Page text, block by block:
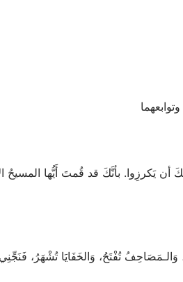
بأنَّكَ قد قُمتَ أَيُّها المسيحُ
وَالـمَصَاحِفُ تُفْتَحُ، وَالخَفَايَا تُشْهَرُ،